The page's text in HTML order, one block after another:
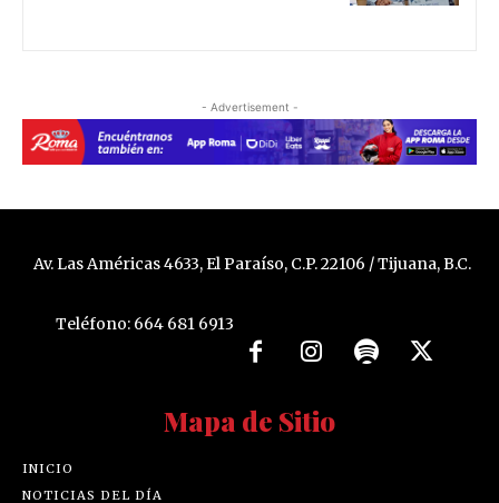
- Advertisement -
Av. Las Américas 4633, El Paraíso, C.P. 22106 / Tijuana, B.C.
Teléfono: 664 681 6913
Mapa de Sitio
INICIO
NOTICIAS DEL DÍA